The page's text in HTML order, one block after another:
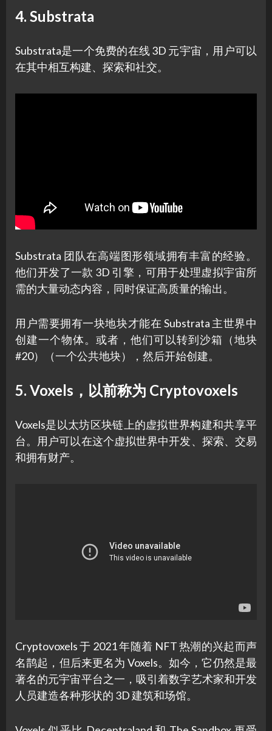
4. Substrata
Substrata是一个免费的在线 3D 元宇宙，用户可以
在其中相互构建、探索和社交。
Substrata 团队在高端图形领域拥有丰富的经验。
他们开发了一款 3D 引擎，可用于处理虚拟宇宙所
需的大量动态内容，同时保证高质量的输出。
用户需要拥有一块地块才能在 Substrata 主世界中
创建一个物体。或者，他们可以转到沙箱（地块
#20）（一个公共地块），然后开始创建。
5. Voxels，以前称为 Cryptovoxels
Voxels是以太坊区块链上的虚拟世界构建和共享平
台。用户可以在这个虚拟世界中开发、探索、交易
和拥有财产。
Cryptovoxels 于 2021 年随着 NFT 热潮的兴起而声
名鹊起，但后来更名为 Voxels。如今，它仍然是最
著名的元宇宙平台之一，吸引着数字艺术家和开发
人员建造各种形状的 3D 建筑和场馆。